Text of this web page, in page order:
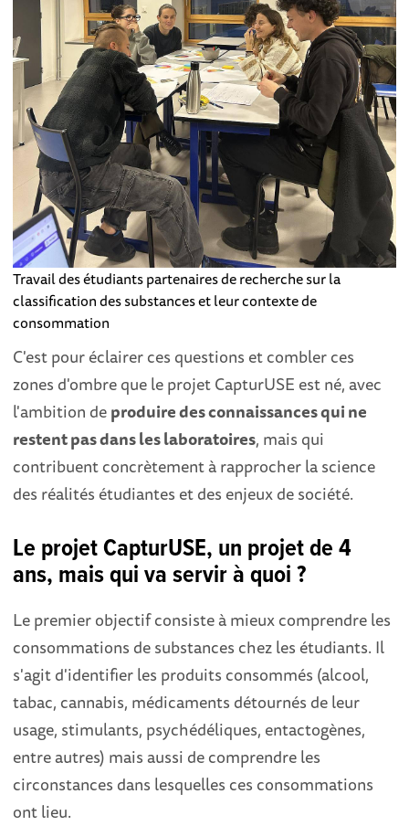
Travail des étudiants partenaires de recherche sur la
classification des substances et leur contexte de
consommation
C'est pour éclairer ces questions et combler ces
zones d'ombre que le projet CapturUSE est né, avec
l'ambition deproduire des connaissances qui ne
restent pas dans les laboratoires, mais qui
contribuent concrètement à rapprocher la science
des réalités étudiantes et des enjeux de société.
Le projet CapturUSE, un projet de 4
ans, mais qui va servir à quoi ?
Le premier objectif consiste à mieux comprendre les
consommations de substances chez les étudiants. Il
s'agit d'identifier les produits consommés (alcool,
tabac, cannabis, médicaments détournés de leur
usage, stimulants, psychédéliques, entactogènes,
entre autres) mais aussi de comprendre les
circonstances dans lesquelles ces consommations
ont lieu.